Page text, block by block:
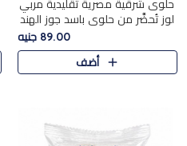
حلوى شرقية مصرية تقليدية مربي
لوز تُحضَّر من حلوى باسد جوز الهند
بقوام طري ومذاق غني، وتُزين
وتغطاه بقطع اللوز الفاخر التي
تضيف لمسة مميزة م..
89.00 جنيه
أضف